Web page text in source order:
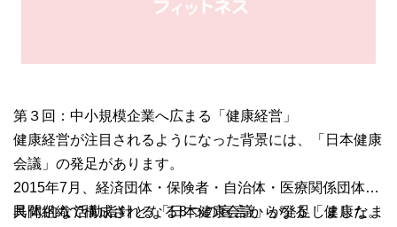
第３回：中小規模企業へ広まる「健康経営」
健康経営が注目されるようになった背景には、「 日本健康
会議」の発足があります。
2015年7月、経済団体・保険者・自治体・医療関係団体等
民間組織で構成される「日本健康会議」が発足しました。
具体的な活動指針となる8つの宣言からなる「健康なま